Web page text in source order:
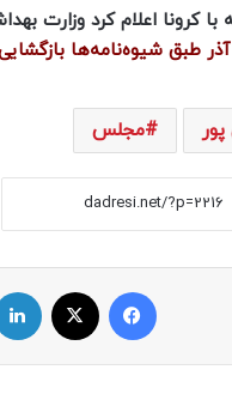
اعلام کرد وزارت
طبق شیوه‌نامه‌ها
مجلس
فیسبوک ایکس